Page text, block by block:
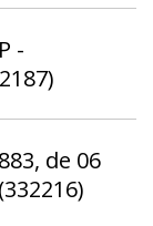
-
de 06